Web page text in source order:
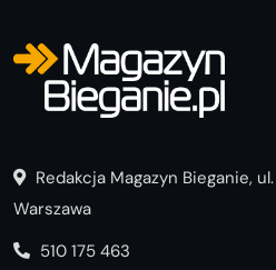
Redakcja Magazyn Bieganie,
Warszawa
510 175 463